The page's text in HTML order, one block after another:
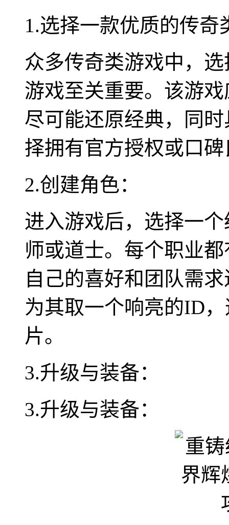
1.选择一款优质的传奇
众多传奇类游戏中，
游戏至关重要。该游
尽可能还原经典，同
择拥有官方授权或口
2.创建角色：
进入游戏后，选择一
师或道士。每个职业
自己的喜好和团队需
为其取一个响亮的ID
片。
3.升级与装备：
3.升级与装备：